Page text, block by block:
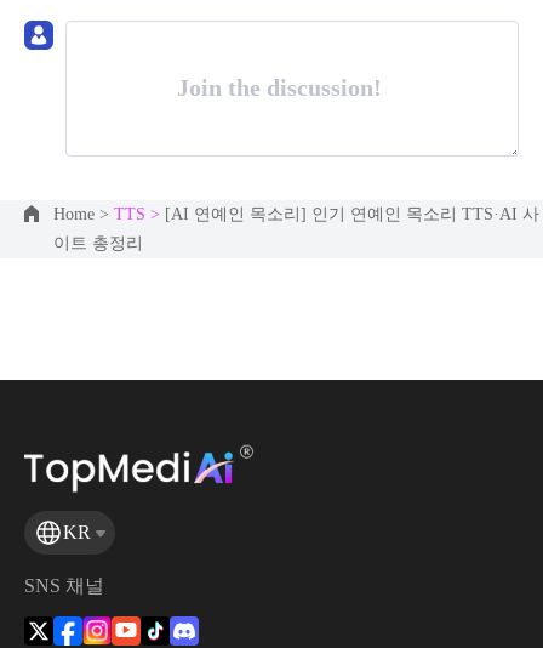
Join the discussion!
Home > TTS > [AI 연예인 목소리] 인기 연예인 목소리 TTS·AI 사
이트 총정리
KR
SNS 채널